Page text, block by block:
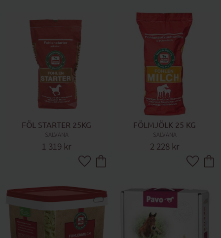
FÖL STARTER 25KG
SALVANA
1 319 kr
Lägg till i favoriter
FÖLMJÖLK 25 KG
SALVANA
2 228kr
Lägg till